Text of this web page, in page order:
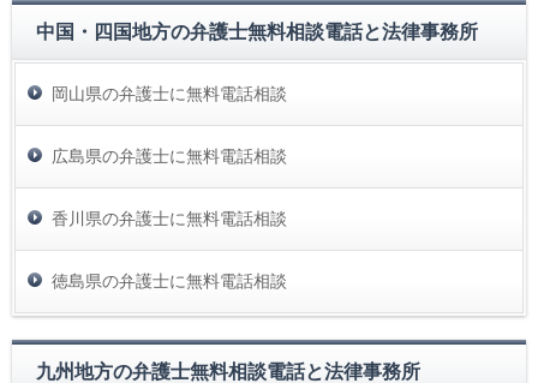
中国・四国地方の弁護士無料相談電話と法律事務所
岡山県の弁護士に無料電話相談
広島県の弁護士に無料電話相談
香川県の弁護士に無料電話相談
徳島県の弁護士に無料電話相談
九州地方の弁護士無料相談電話と法律事務所